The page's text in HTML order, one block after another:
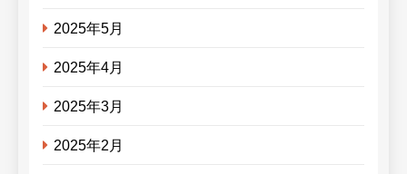
2025年5月
2025年4月
2025年3月
2025年2月